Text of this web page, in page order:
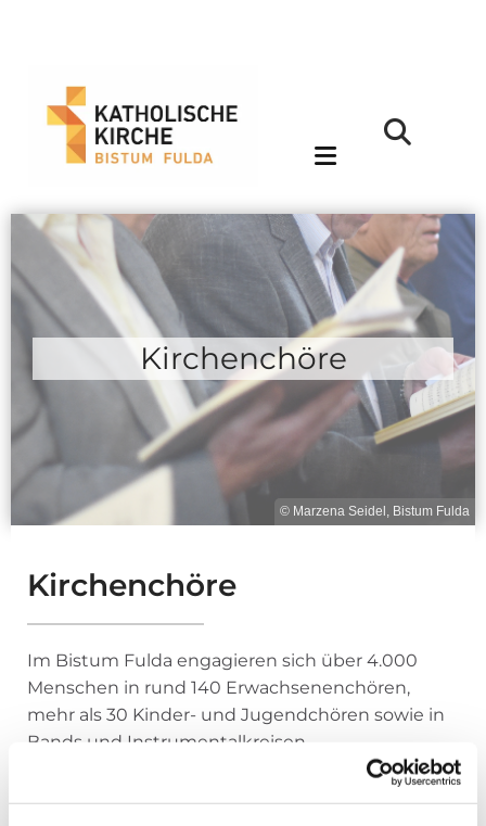
Kirchenchöre
© Marzena Seidel, Bistum Fulda
Kirchenchöre
Im Bistum Fulda engagieren sich über 4.000
Menschen in rund 140 Erwachsenenchören,
mehr als 30 Kinder- und Jugendchören sowie in
Bands und Instrumentalkreisen.